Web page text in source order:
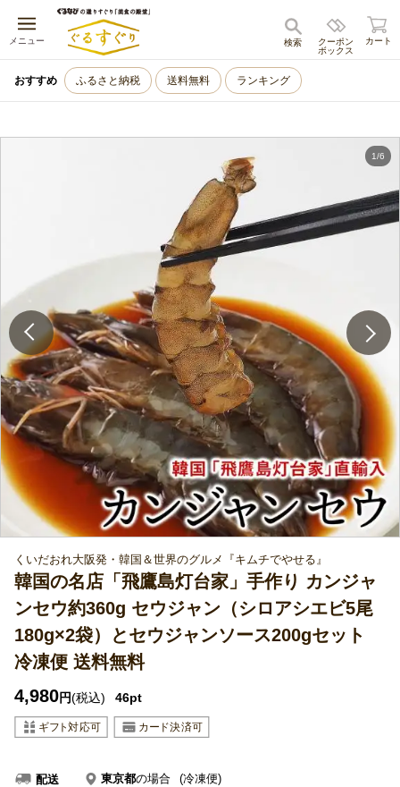
メニュー
キャンセル
クーポン
ボックス
検索 カート
おすすめ ふるさと納税 送料無料 ランキング
1/6
くいだおれ大阪発・韓国＆世界のグルメ『キムチでやせる』
韓国の名店「飛鷹島灯台家」手作り カンジャ
ンセウ約360g セウジャン（シロアシエビ5尾
180g×2袋）とセウジャンソース200gセット
冷凍便 送料無料
4,980円(税込) 46pt
配送 東京都の場合
(冷凍便)